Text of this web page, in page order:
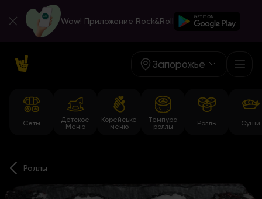
Wow! Приложение Rock&Roll
Запорожье
Сеты
Детское
Меню
Корейське
меню
Темпура
роллы
Роллы Суши
Роллы